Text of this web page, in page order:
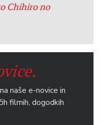
Chihiro no
naše e-novice in
filmih, dogodkih